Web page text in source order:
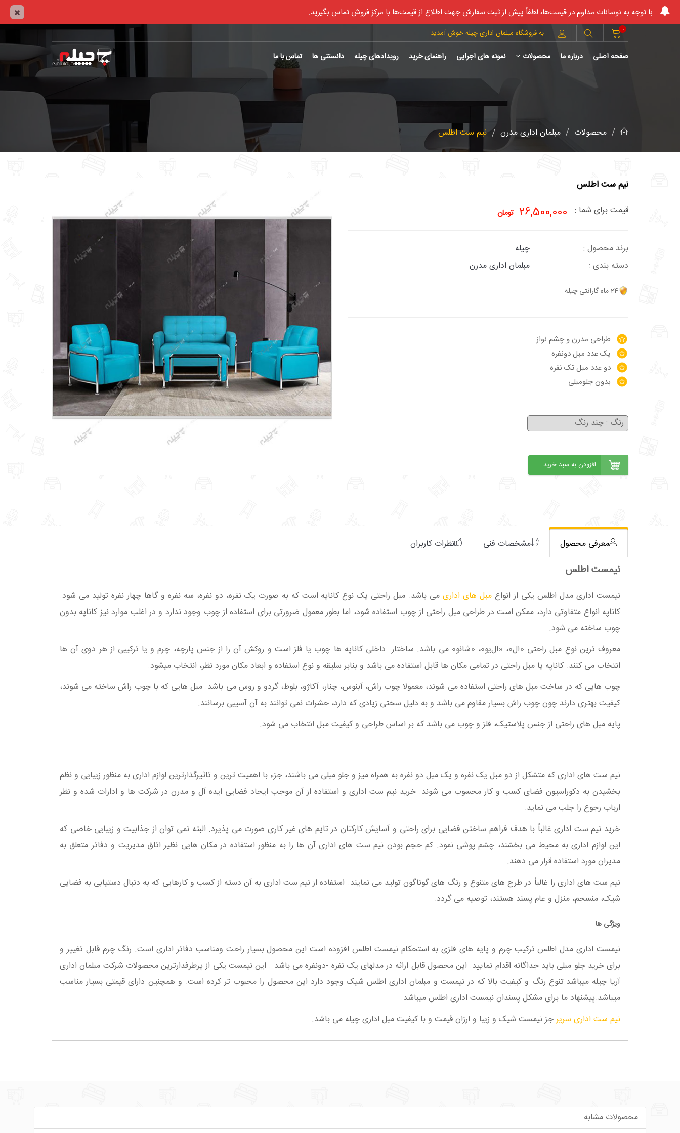
با توجه به نوسانات مداوم در قیمت‌ها، لطفاً پیش از ثبت سفارش جهت اطلاع از قیمت‌ها با مرکز فروش تماس بگیرید.
به فروشگاه مبلمان اداری چیله خوش آمدید 0
صفحه اصلی درباره ما محصولات نمونه های اجرایی راهنمای خرید رویدادهای چیله دانستنی ها تماس با ما
محصولات مبلمان اداری مدرن نیم ست اطلس
نیم ست اطلس
قیمت برای شما : 26,500,000 تومان
برند محصول :
چیله
دسته بندی :
مبلمان اداری مدرن
24 ماه گارانتی چیله
طراحی مدرن و چشم نواز
یک عدد مبل دونفره
دو عدد مبل تک نفره
بدون جلومبلی
معرفی محصول مشخصات فنی نظرات کاربران
نیمست اطلس
نیمست اداری مدل اطلس یکی از انواع مبل های اداریمی باشد. مبل راحتی یک نوع کاناپه است که به صورت یک نفره، دو نفره، سه نفره و گاها چهار نفره تولید می شود.
کاناپه انواع متفاوتی دارد، ممکن است در طراحی مبل راحتی از چوب استفاده شود، اما بطور معمول ضرورتی برای استفاده از چوب وجود ندارد و در اغلب موارد نیز کاناپه بدون
چوب ساخته می شود.
معروف ترین نوع مبل راحتی «ال»، «ال‌یو»، «شانو» می باشد. ساختار داخلی کاناپه‌ ها چوب یا فلز است و روکش آن‌ را از جنس پارچه، چرم و یا ترکیبی از هر دوی آن‌ ها
انتخاب می کنند. کاناپه یا مبل راحتی در تمامی مکان ها قابل استفاده می باشد و بنابر سلیقه و نوع استفاده و ابعاد مکان مورد نظر، انتخاب میشود.
چوب هایی که در ساخت مبل های راحتی استفاده می شوند، معمولا چوب راش، آبنوس، چنار، آکاژو، بلوط، گردو و روس می باشد. مبل هایی که با چوب راش ساخته می شوند،
کیفیت بهتری دارند چون چوب راش بسیار مقاوم می باشد و به دلیل سختی زیادی که دارد، حشرات نمی توانند به آن آسیبی برسانند.
پایه مبل های راحتی از جنس پلاستیک، فلز و چوب می باشد که بر اساس طراحی و کیفیت مبل انتخاب می شود.
نیم ست های اداری که متشکل از دو مبل یک نفره و یک مبل دو نفره به همراه میز و جلو مبلی می باشند، جزء با اهمیت ترین و تاثیرگذارترین لوازم اداری به منظور زیبایی و نظم
بخشیدن به دکوراسیون فضای کسب و کار محسوب می شوند. خرید نیم ست اداری و استفاده از آن موجب ایجاد فضایی ایده آل و مدرن در شرکت ها و ادارات شده و نظر
ارباب رجوع را جلب می نماید.
خرید نیم ست اداری غالباً با هدف فراهم ساختن فضایی برای راحتی و آسایش کارکنان در تایم های غیر کاری صورت می پذیرد. البته نمی توان از جذابیت و زیبایی خاصی که
این لوازم اداری به محیط می بخشند، چشم پوشی نمود. کم حجم بودن نیم ست های اداری آن ها را به منظور استفاده در مکان هایی نظیر اتاق مدیریت و دفاتر متعلق به
مدیران مورد استفاده قرار می دهند.
نیم ست های اداری را غالباً در طرح های متنوع و رنگ های گوناگون تولید می نمایند. استفاده از نیم ست اداری به آن دسته از کسب و کارهایی که به دنبال دستیابی به فضایی
شیک، منسجم، منزل و عام پسند هستند، توصیه می گردد.
ویژگی ها
نیمست اداری مدل اطلس ترکیب چرم و پایه های فلزی به استحکام نیمست اطلس افزوده است این محصول بسیار راحت ومناسب دفاتر اداری است. رنگ چرم قابل تغییر و
برای خرید جلو مبلی باید جداگانه اقدام نمایید. این محصول قابل ارائه در مدلهای یک نفره -دونفره می باشد . این نیمست یکی از پرطرفدارترین محصولات شرکت مبلمان اداری
آریا چیله میباشد.تنوع رنگ و کیفیت بالا که در نیمست و مبلمان اداری اطلس شیک وجود دارد این محصول را محبوب تر کرده است. و همچنین دارای قیمتی بسیار مناسب
میباشد.پیشنهاد ما برای مشکل پسندان نیمست اداری اطلس میباشد.
نیم ست اداری سریرجز نیمست شیک و زیبا و ارزان قیمت و با کیفیتمبل اداری چیله می باشد.
محصولات مشابه